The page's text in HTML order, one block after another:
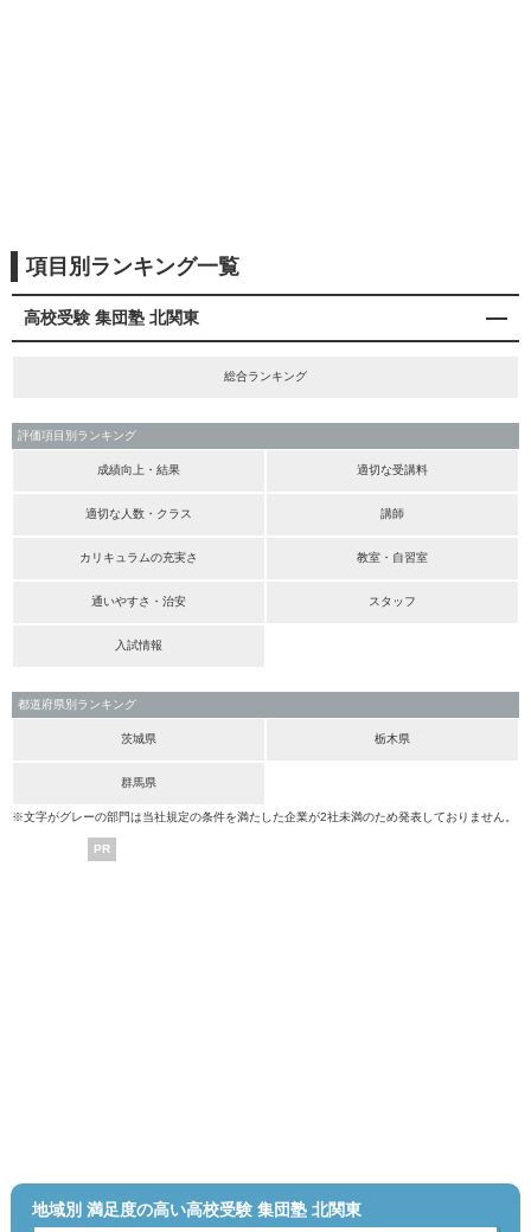
項目別ランキング一覧
高校受験 集団塾 北関東
総合ランキング
評価項目別ランキング
成績向上・結果 適切な受講料
適切な人数・クラス 講師
カリキュラムの充実さ 教室・自習室
通いやすさ・治安 スタッフ
入試情報
都道府県別ランキング
茨城県 栃木県
群馬県
※文字がグレーの部門は当社規定の条件を満たした企業が2社未満のため発表しておりません。
PR
地域別 満足度の高い高校受験 集団塾 北関東